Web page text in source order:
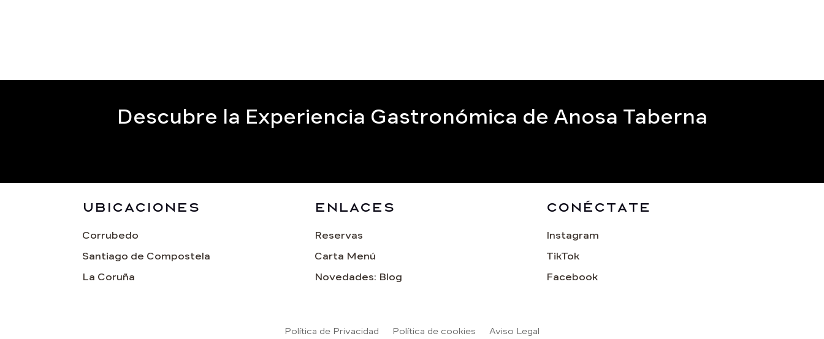
Descubre la Experiencia Gastronómica de Anosa Taberna
Ubicaciones
Corrubedo
Santiago de Compostela
La Coruña
Enlaces
Reservas
Carta Menú
Novedades: Blog
Conéctate
Instagram
TikTok
Facebook
Política de Privacidad Política de cookies Aviso Legal